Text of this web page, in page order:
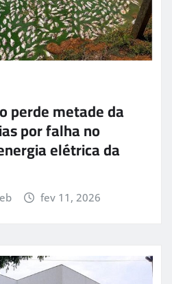
perde metade da
por falha no
elétrica da
fev 11, 2026